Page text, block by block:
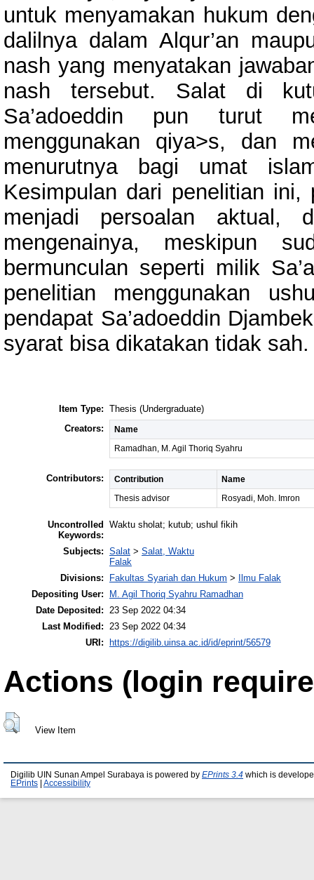
untuk menyamakan hukum
dalilnya dalam Alqur’an
nash yang menyatakan
nash tersebut. Salat di
Sa’adoeddin pun turut
menggunakan qiya>s, dan
menurutnya bagi umat
Kesimpulan dari penelitian
menjadi persoalan aktual,
mengenainya, meskipun
bermunculan seperti milik
penelitian menggunakan
pendapat Sa’adoeddin
syarat bisa dikatakan tidak sah.
Item Type: Thesis (Undergraduate)
Creators:
Name
Ramadhan, M. Agil Thoriq Syahru
Contributors: Contribution
Name
Thesis advisor
Rosyadi, Moh. Imron
Uncontrolled
Keywords:
Waktu sholat; kutub; ushul fikih
Subjects: Salat > Salat, Waktu
Falak
Divisions:
Fakultas Syariah dan Hukum >
Ilmu Falak
Depositing User:
M. Agil Thoriq Syahru Ramadhan
Date Deposited: 23 Sep 2022 04:34
Last Modified: 23 Sep 2022 04:34
URI:
https://digilib.uinsa.ac.id/id/eprint/56579
Actions (login
View Item
Digilib UIN Sunan Ampel Surabaya is powered by EPrints 3.4 which is
EPrints
Accessibility